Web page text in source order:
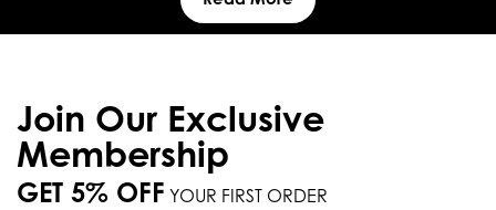
Join Our Exclusive
Membership
GET 5% OFF YOUR FIRST ORDER